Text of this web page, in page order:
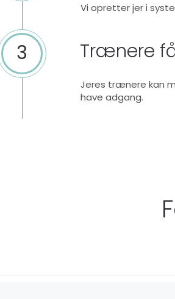
Vi opretter jer i
3 Trænere
Jeres trænere kan
have adgang.